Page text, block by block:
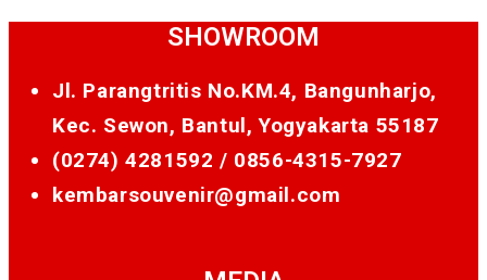
SHOWROOM
Jl. Parangtritis No.KM.4, Bangunharjo,
Kec. Sewon, Bantul, Yogyakarta 55187
(0274) 4281592 / 0856-4315-7927
kembarsouvenir@gmail.com